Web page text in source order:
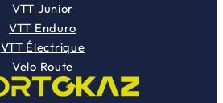
VTT Junior
VTT Enduro
VTT Électrique
Velo Route